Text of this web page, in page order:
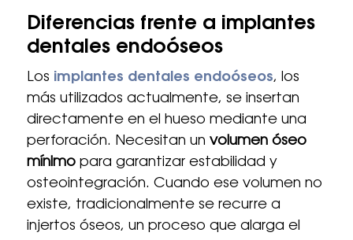
Diferencias frente a implantes
dentales endoóseos
Los implantes dentales endoóseos, los
más utilizados actualmente, se insertan
directamente en el hueso mediante una
perforación. Necesitan un volumen óseo
mínimopara garantizar estabilidad y
osteointegración. Cuando ese volumen no
existe, tradicionalmente se recurre a
injertos óseos, un proceso que alarga el